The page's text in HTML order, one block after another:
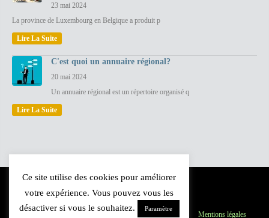
23 mai 2024
La province de Luxembourg en Belgique a produit p
Lire La Suite
C'est quoi un annuaire régional?
20 mai 2024
Un annuaire régional est un répertoire organisé q
Lire La Suite
Mentions légales
Ce site utilise des cookies pour améliorer
votre expérience. Vous pouvez vous les
désactiver si vous le souhaitez.
Paramètre